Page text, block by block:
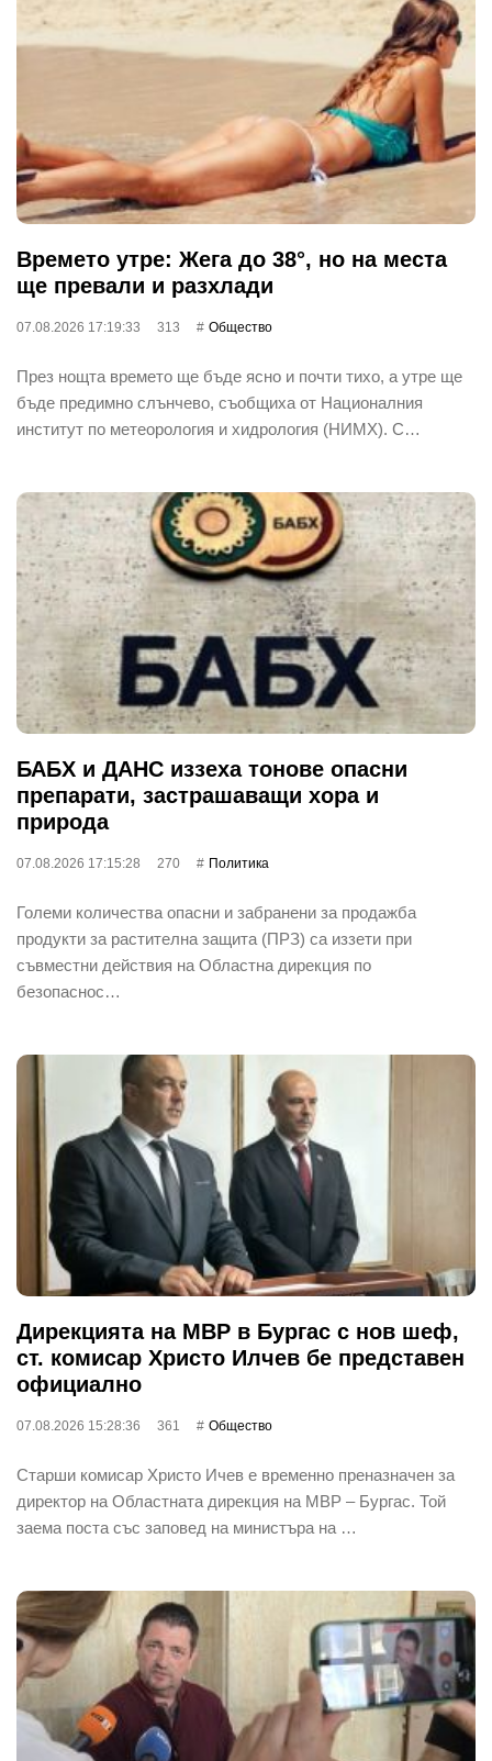
Времето утре: Жега до 38°, но на места
ще превали и разхлади
07.08.2026 17:19:33 313 Общество
През нощта времето ще бъде ясно и почти тихо, а утре ще
бъде предимно слънчево, съобщиха от Националния
институт по метеорология и хидрология (НИМХ). С…
БАБХ и ДАНС иззеха тонове опасни
препарати, застрашаващи хора и
природа
07.08.2026 17:15:28 270 Политика
Големи количества опасни и забранени за продажба
продукти за растителна защита (ПРЗ) са иззети при
съвместни действия на Областна дирекция по
безопаснос…
Дирекцията на МВР в Бургас с нов шеф,
ст. комисар Христо Илчев бе представен
официално
07.08.2026 15:28:36 361 Общество
Старши комисар Христо Ичев е временно преназначен за
директор на Областната дирекция на МВР – Бургас. Той
заема поста със заповед на министъра на …